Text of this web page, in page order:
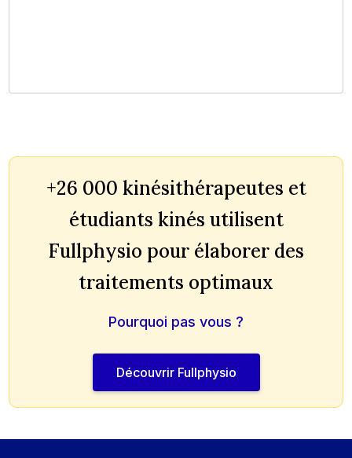
+26 000 kinésithérapeutes et
étudiants kinés utilisent
Fullphysio pour élaborer des
traitements optimaux
Pourquoi pas vous ?
Découvrir Fullphysio